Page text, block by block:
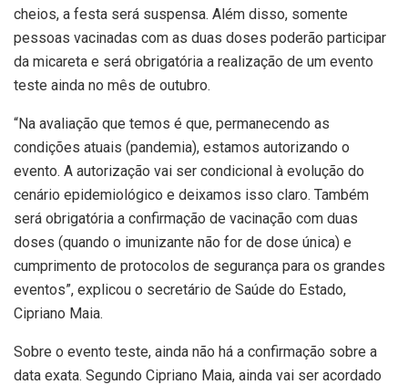
cheios, a festa será suspensa. Além disso, somente
pessoas vacinadas com as duas doses poderão participar
da micareta e será obrigatória a realização de um evento
teste ainda no mês de outubro.
“Na avaliação que temos é que, permanecendo as
condições atuais (pandemia), estamos autorizando o
evento. A autorização vai ser condicional à evolução do
cenário epidemiológico e deixamos isso claro. Também
será obrigatória a confirmação de vacinação com duas
doses (quando o imunizante não for de dose única) e
cumprimento de protocolos de segurança para os grandes
eventos”, explicou o secretário de Saúde do Estado,
Cipriano Maia.
Sobre o evento teste, ainda não há a confirmação sobre a
data exata. Segundo Cipriano Maia, ainda vai ser acordado